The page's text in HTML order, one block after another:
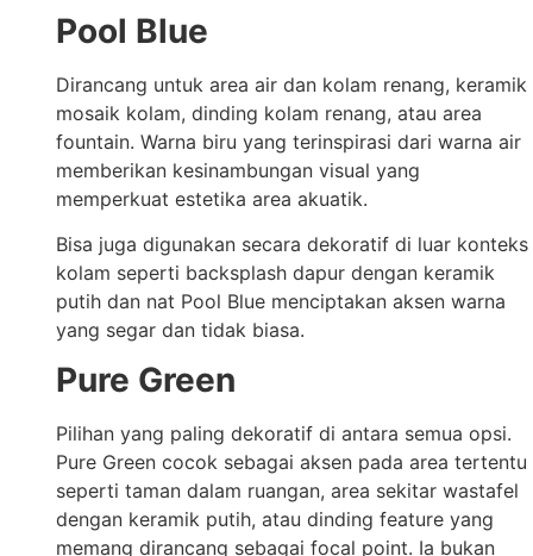
Pool Blue
Dirancang untuk area air dan kolam renang, keramik
mosaik kolam, dinding kolam renang, atau area
fountain. Warna biru yang terinspirasi dari warna air
memberikan kesinambungan visual yang
memperkuat estetika area akuatik.
Bisa juga digunakan secara dekoratif di luar konteks
kolam seperti backsplash dapur dengan keramik
putih dan nat Pool Blue menciptakan aksen warna
yang segar dan tidak biasa.
Pure Green
Pilihan yang paling dekoratif di antara semua opsi.
Pure Green cocok sebagai aksen pada area tertentu
seperti taman dalam ruangan, area sekitar wastafel
dengan keramik putih, atau dinding feature yang
memang dirancang sebagai focal point. Ia bukan